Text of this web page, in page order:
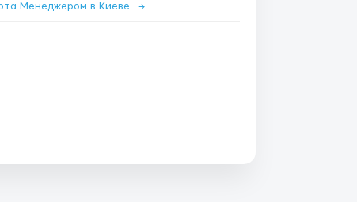
Менеджером в Киеве →